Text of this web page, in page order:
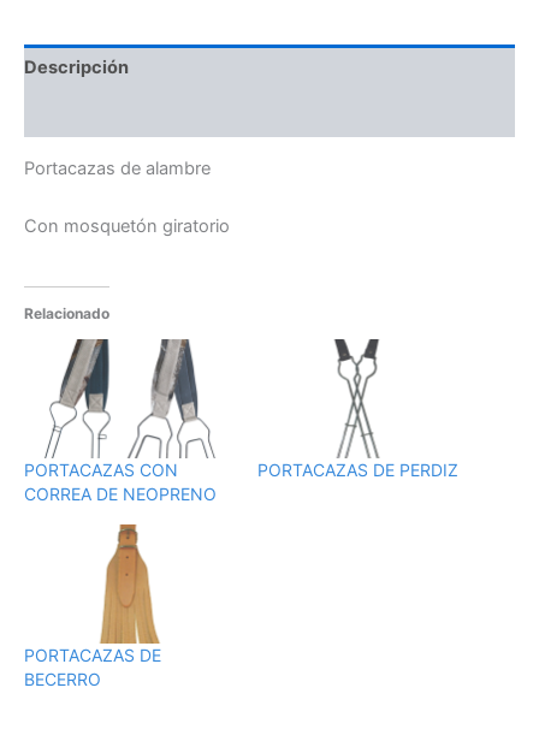
Descripción
Portacazas de alambre
Con mosquetón giratorio
Relacionado
PORTACAZAS CON
CORREA DE NEOPRENO
PORTACAZAS DE PERDIZ
PORTACAZAS DE
BECERRO